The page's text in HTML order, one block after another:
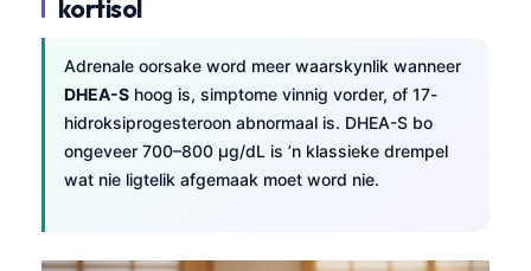
kortisol
Adrenale oorsake word meer waarskynlik wanneer
DHEA-S hoog is, simptome vinnig vorder, of 17-
hidroksiprogesteroon abnormaal is. DHEA-S bo
ongeveer 700–800 µg/dL is ’n klassieke drempel
wat nie ligtelik afgemaak moet word nie.
Galego
Македонски јазик
Euskara
Gàidhlig
Occitan